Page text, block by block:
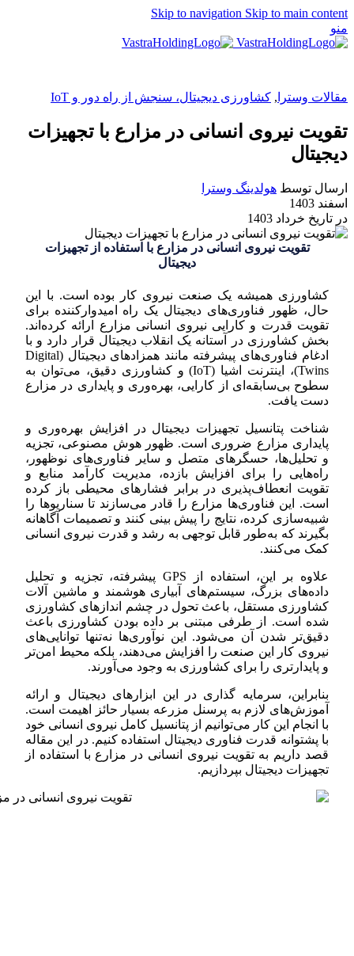
Skip to navigation Skip to main content
منو
مقالات وسترا , کشاورزی دیجیتال، سنجش از راه دور و IoT
تقویت نیروی انسانی در مزارع با تجهیزات
دیجیتال
ارسال توسط هولدینگ وسترا
اسفند 1403
در تاریخ خرداد 1403
تقویت نیروی انسانی در مزارع با استفاده از تجهیزات
دیجیتال
کشاورزی همیشه یک صنعت نیروی کار بوده است. با این
حال، ظهور فناوری‌های دیجیتال یک راه امیدوارکننده برای
تقویت قدرت و کارایی نیروی انسانی مزارع ارائه کرده‌اند.
بخش کشاورزی در آستانه یک انقلاب دیجیتال قرار دارد و با
ادغام فناوری‌های پیشرفته مانند همزادهای دیجیتال (Digital
Twins)، اینترنت اشیا (IoT) و کشاورزی دقیق، می‌توان به
سطوح بی‌سابقه‌ای از کارایی، بهره‌وری و پایداری در مزارع
دست یافت.
شناخت پتانسیل تجهیزات دیجیتال در افزایش بهره‌وری و
پایداری مزارع ضروری است. ظهور هوش مصنوعی، تجزیه
و تحلیل‌ها، حسگرهای متصل و سایر فناوری‌های نوظهور،
راه‌هایی را برای افزایش بازده، مدیریت کارآمد منابع و
تقویت انعطاف‌پذیری در برابر فشارهای محیطی باز کرده
است. این فناوری‌ها مزارع را قادر می‌سازند تا سناریوها را
شبیه‌سازی کرده، نتایج را پیش بینی کنند و تصمیمات آگاهانه
بگیرند که به‌طور قابل توجهی به رشد و قدرت نیروی انسانی
کمک می‌کنند.
علاوه بر این، استفاده از GPS پیشرفته، تجزیه و تحلیل
داده‌های بزرگ، سیستم‌های آبیاری هوشمند و ماشین آلات
کشاورزی مستقل، باعث تحول در چشم اندازهای کشاورزی
شده است. از طرفی مبتنی بر داده بودن کشاورزی باعث
دقیق‌تر شدن آن می‌شود. این نوآوری‌ها نه‌تنها توانایی‌های
نیروی کار این صنعت را افزایش می‌دهند، بلکه محیط امن‌تر
و پایدارتری را برای کشاورزی به وجود می‌آورند.
بنابراین، سرمایه گذاری در این ابزارهای دیجیتال و ارائه
آموزش‌های لازم به پرسنل مزرعه بسیار حائز اهیمت است.
با انجام این کار می‌توانیم از پتانسیل کامل نیروی انسانی خود
با پشتوانه قدرت فناوری دیجیتال استفاده کنیم. در این مقاله
قصد داریم به تقویت نیروی انسانی در مزارع با استفاده از
تجهیزات دیجیتال بپردازیم.